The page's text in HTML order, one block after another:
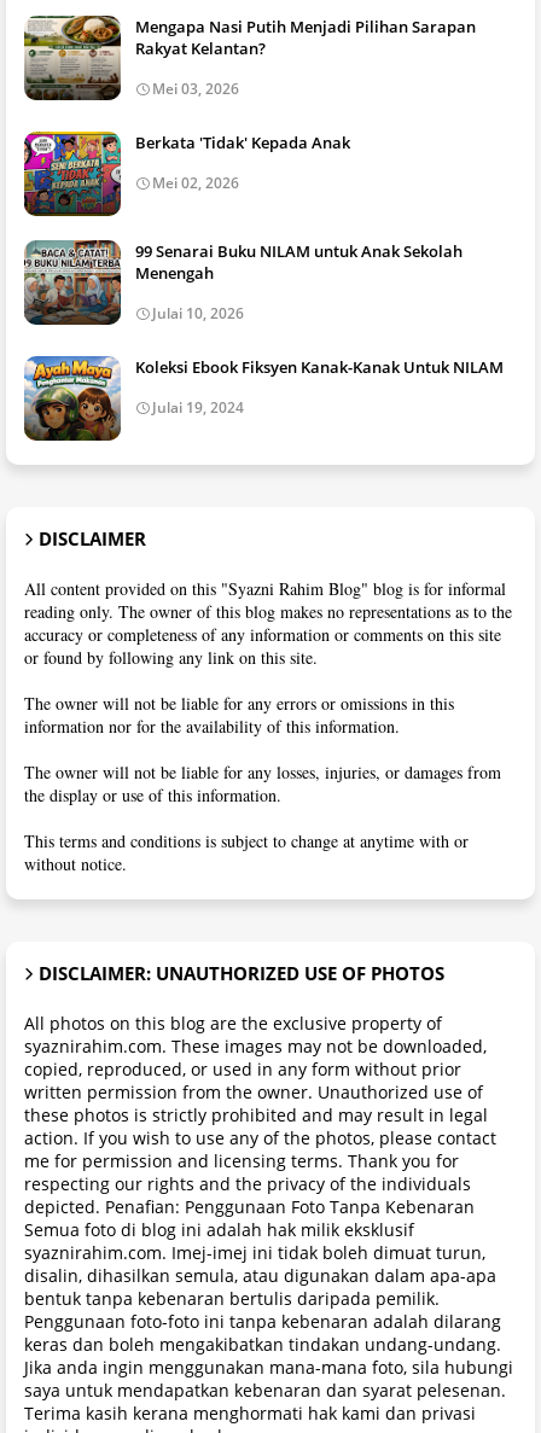
Mengapa Nasi Putih Menjadi Pilihan Sarapan
Rakyat Kelantan?
Mei 03, 2026
Berkata 'Tidak' Kepada Anak
Mei 02, 2026
99 Senarai Buku NILAM untuk Anak Sekolah
Menengah
Julai 10, 2026
Koleksi Ebook Fiksyen Kanak-Kanak Untuk NILAM
Julai 19, 2024
DISCLAIMER
All content provided on this "Syazni Rahim Blog" blog is for informal
reading only. The owner of this blog makes no representations as to the
accuracy or completeness of any information or comments on this site
or found by following any link on this site.
The owner will not be liable for any errors or omissions in this
information nor for the availability of this information.
The owner will not be liable for any losses, injuries, or damages from
the display or use of this information.
This terms and conditions is subject to change at anytime with or
without notice.
DISCLAIMER: UNAUTHORIZED USE OF PHOTOS
All photos on this blog are the exclusive property of
syaznirahim.com. These images may not be downloaded,
copied, reproduced, or used in any form without prior
written permission from the owner. Unauthorized use of
these photos is strictly prohibited and may result in legal
action. If you wish to use any of the photos, please contact
me for permission and licensing terms. Thank you for
respecting our rights and the privacy of the individuals
depicted. Penafian: Penggunaan Foto Tanpa Kebenaran
Semua foto di blog ini adalah hak milik eksklusif
syaznirahim.com. Imej-imej ini tidak boleh dimuat turun,
disalin, dihasilkan semula, atau digunakan dalam apa-apa
bentuk tanpa kebenaran bertulis daripada pemilik.
Penggunaan foto-foto ini tanpa kebenaran adalah dilarang
keras dan boleh mengakibatkan tindakan undang-undang.
Jika anda ingin menggunakan mana-mana foto, sila hubungi
saya untuk mendapatkan kebenaran dan syarat pelesenan.
Terima kasih kerana menghormati hak kami dan privasi